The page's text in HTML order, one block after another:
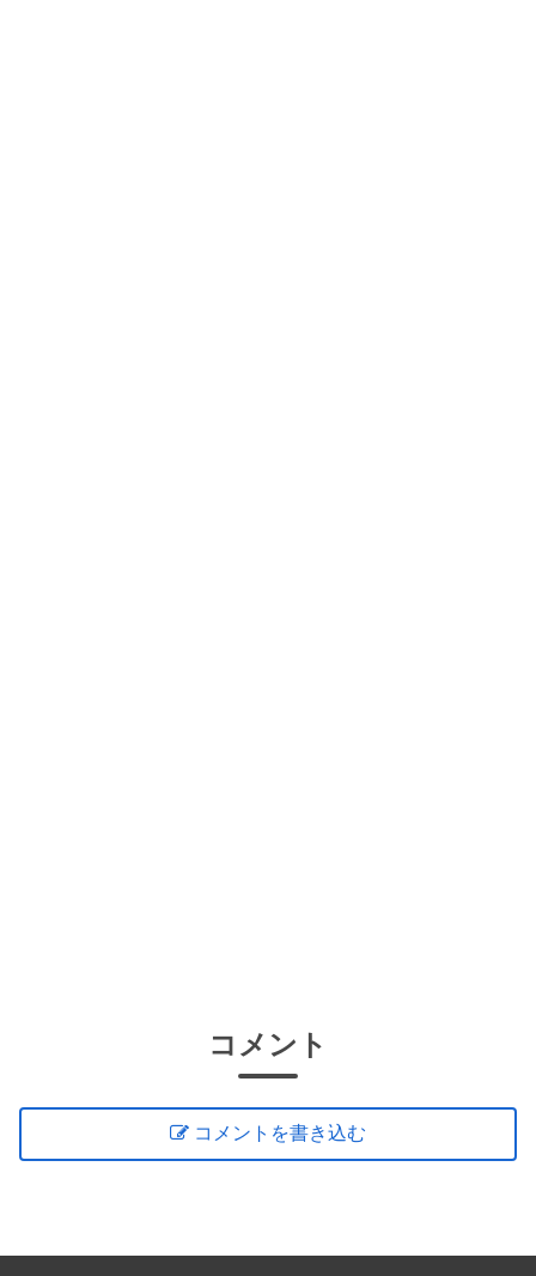
コメント
コメントを書き込む